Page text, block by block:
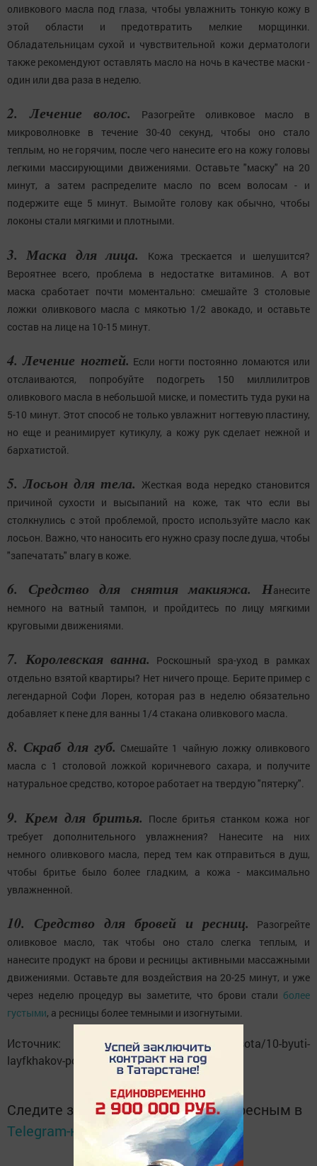
оливкового масла под глаза, чтобы увлажнить тонкую кожу в
этой области и предотвратить мелкие морщинки.
Обладательницам сухой и чувствительной кожи дерматологи
также рекомендуют оставлять масло на ночь в качестве маски -
один или два раза в неделю.
2. Лечение волос.
Разогрейте оливковое масло в
микроволновке в течение 30-40 секунд, чтобы оно стало
теплым, но не горячим, после чего нанесите его на кожу головы
легкими массирующими движениями. Оставьте "маску" на 20
минут, а затем распределите масло по всем волосам - и
подержите еще 5 минут. Вымойте голову как обычно, чтобы
локоны стали мягкими и плотными.
3. Маска для лица.
Кожа трескается и шелушится?
Вероятнее всего, проблема в недостатке витаминов. А вот
маска сработает почти моментально: смешайте 3 столовые
ложки оливкового масла с мякотью 1/2 авокадо, и оставьте
состав на лице на 10-15 минут.
4. Лечение ногтей. Если ногти постоянно ломаются или
отслаиваются, попробуйте подогреть 150 миллилитров
оливкового масла в небольшой миске, и поместить туда руки на
5-10 минут. Этот способ не только увлажнит ногтевую пластину,
но еще и реанимирует кутикулу, а кожу рук сделает нежной и
бархатистой.
5. Лосьон для тела. Жесткая вода нередко становится
причиной сухости и высыпаний на коже, так что если вы
столкнулись с этой проблемой, просто используйте масло как
лосьон. Важно, что наносить его нужно сразу после душа, чтобы
"запечатать" влагу в коже.
6. Средство для снятия макияжа. Нанесите
немного на ватный тампон, и пройдитесь по лицу мягкими
круговыми движениями.
7. Королевская ванна.
Роскошный spa-уход в рамках
отдельно взятой квартиры? Нет ничего проще. Берите пример с
легендарной Софи Лорен, которая раз в неделю обязательно
добавляет к пене для ванны 1/4 стакана оливкового масла.
8. Скраб для губ. Смешайте 1 чайную ложку оливкового
масла с 1 столовой ложкой коричневого сахара, и получите
натуральное средство, которое работает на твердую "пятерку".
9. Крем для бритья. После бритья станком кожа ног
требует дополнительного увлажнения? Нанесите на них
немного оливкового масла, перед тем как отправиться в душ,
чтобы бритье было более гладким, а кожа - максимально
увлажненной.
10. Средство для бровей и ресниц.
Разогрейте
оливковое масло, так чтобы оно стало слегка теплым, и
нанесите продукт на брови и ресницы активными массажными
движениями. Оставьте для воздействия на 20-25 минут, и уже
через неделю процедур вы заметите, что брови стали более
густыми, а ресницы более темными и изогнутыми.
Источник: http://www.stylenews.ru/krasota/10-byuti-
layfkhakov-po-ispolzovaniyu-oli/
Следите за самым важным и интересным в
Telegram-канале
Татмедиа